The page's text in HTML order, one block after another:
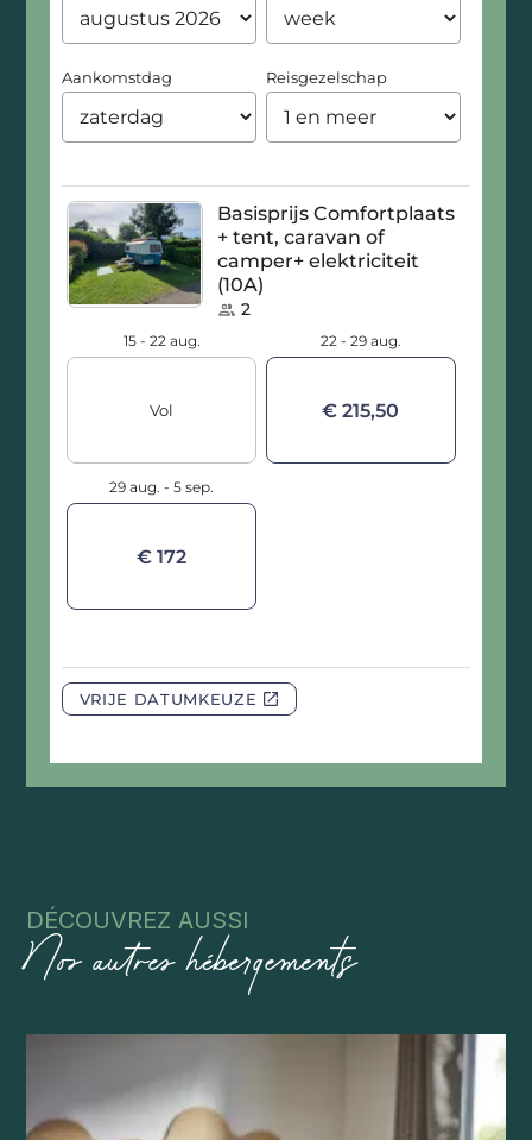
DÉCOUVREZ AUSSI
Nos autres hébergements